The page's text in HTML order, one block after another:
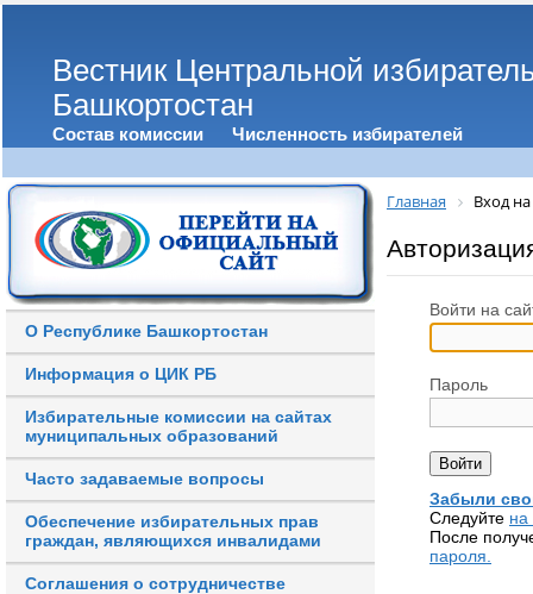
Вестник Центральной
Башкортостан
Состав комиссии Численность избирателей
О Республике Башкортостан
Информация о ЦИК РБ
Избирательные комиссии на сайтах
муниципальных образований
Часто задаваемые вопросы
Обеспечение избирательных прав
граждан, являющихся инвалидами
Соглашения о сотрудничестве
Главная Вход на
Войти на
Пароль
Забыли
Следуйте на
После
пароля.